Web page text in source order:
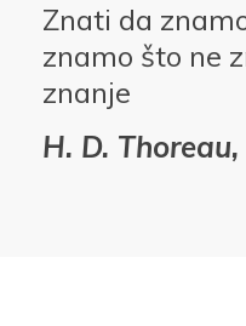
Znati da
znamo što ne
znanje
H. D.